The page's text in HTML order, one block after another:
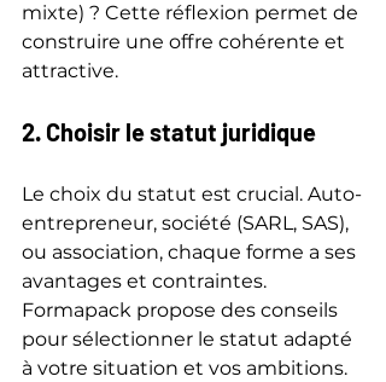
mixte) ? Cette réflexion permet de
construire une offre cohérente et
attractive.
2. Choisir le statut juridique
Le choix du statut est crucial. Auto-
entrepreneur, société (SARL, SAS),
ou association, chaque forme a ses
avantages et contraintes.
Formapack propose des conseils
pour sélectionner le statut adapté
à votre situation et vos ambitions.